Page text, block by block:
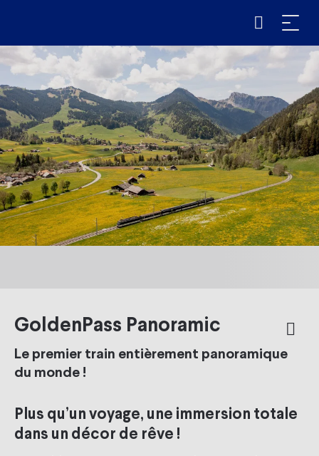
GoldenPass Panoramic
Le premier train entièrement panoramique
du monde !
Plus qu’un voyage, une immersion totale
dans un décor de rêve !